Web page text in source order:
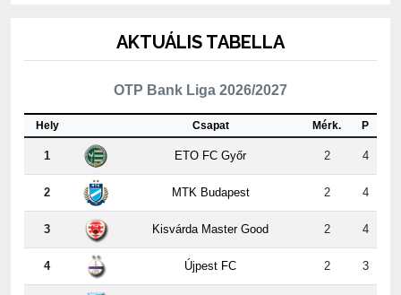
OTP Bank Liga 2026/2027
Csapat
1 ETO FC Győr 2 4
2 MTK Budapest 2 4
3 Kisvárda Master Good 2 4
4 Újpest FC 2 3
5 ZTE FC 2 3